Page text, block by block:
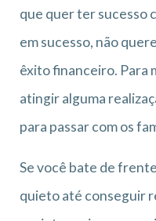
que quer ter sucesso
em sucesso, não
êxito financeiro. Para
atingir alguma
para passar com os
Se você bate de
quieto até conseguir